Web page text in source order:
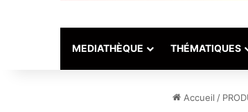
MEDIATHÈQUE THÉMATIQUES
Accueil /